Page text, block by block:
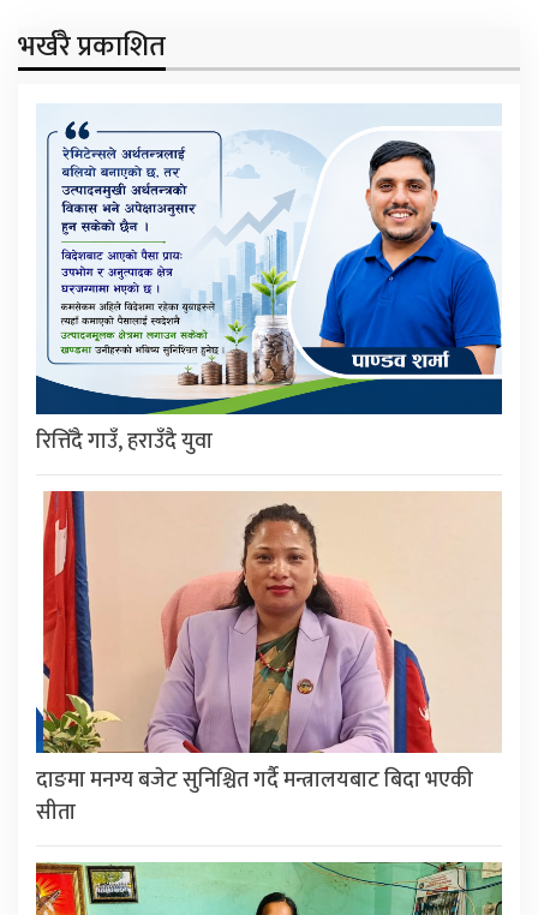
भर्खरै प्रकाशित
रित्तिँदै गाउँ, हराउँदै युवा
दाङमा मनग्य बजेट सुनिश्चित गर्दै मन्त्रालयबाट बिदा भएकी
सीता